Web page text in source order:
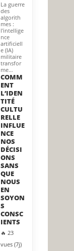
La guerre
des
algorith
mes :
l'intellige
nce
artificiell
e (IA)
militaire
transfor
me…
COMM
ENT
L’IDEN
TITÉ
CULTU
RELLE
INFLUE
NCE
NOS
DÉCISI
ONS
SANS
QUE
NOUS
EN
SOYON
S
CONSC
IENTS
🔥 23
vues (7j)